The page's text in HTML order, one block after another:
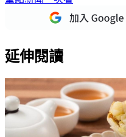
延伸閱讀